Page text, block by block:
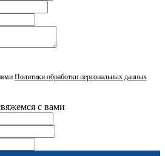
Политики обработки персональных данных
с вами